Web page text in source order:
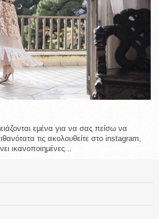
εμένα για να σας πείσω να
τις ακολουθείτε στο instagram,
ικανοποιημένες...